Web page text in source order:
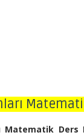
Matematik Ders